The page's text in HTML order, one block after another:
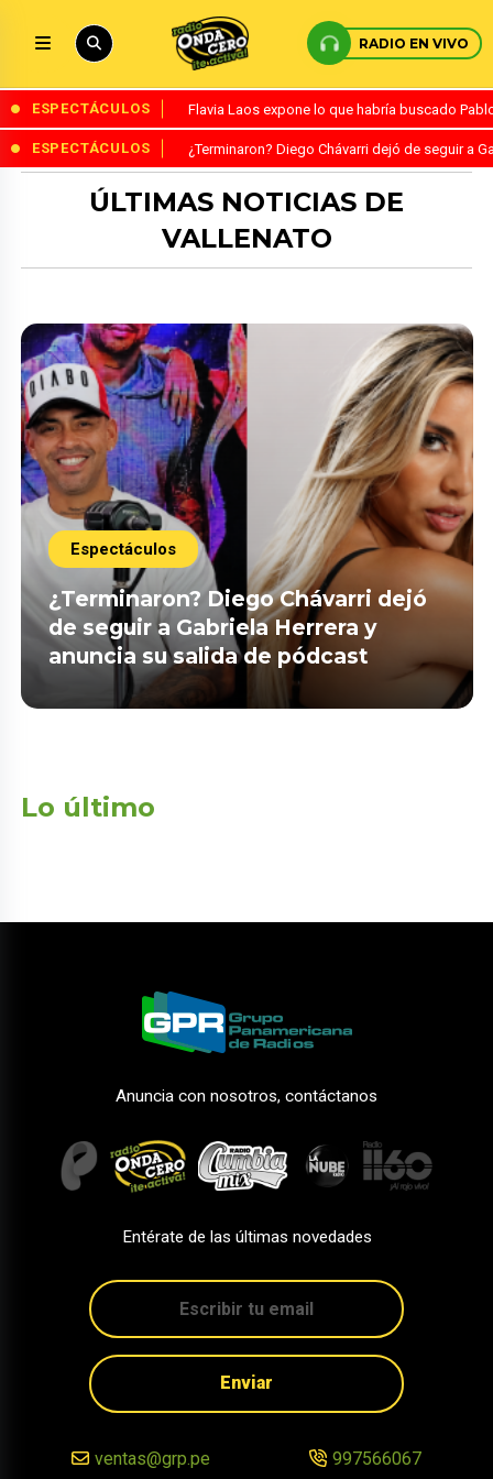
RADIO EN VIVO
ESPECTÁCULOS Flavia Laos expone lo que habría buscado
ESPECTÁCULOS ¿Terminaron? Diego Chávarri dejó de seguir a
ÚLTIMAS NOTICIAS DE
VALLENATO
Espectáculos
¿Terminaron? Diego Chávarri dejó
de seguir a Gabriela Herrera y
anuncia su salida de pódcast
Lo último
Anuncia con nosotros, contáctanos
Entérate de las últimas novedades
Enviar
ventas@grp.pe 997566067